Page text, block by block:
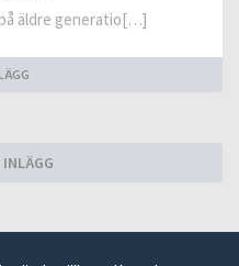
äldre generatio[…]